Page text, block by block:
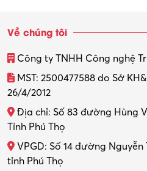
Thiết kế nội thất
Thợ máy – Ô tô – Xe máy
Thực tập
Về chúng tôi
Công ty TNHH Công nghệ
MST: 2500477588 do Sở
26/4/2012
Địa chỉ: Số 83 đường Hùng
Tỉnh Phú Thọ
VPGD: Số 14 đường
tỉnh Phú Thọ